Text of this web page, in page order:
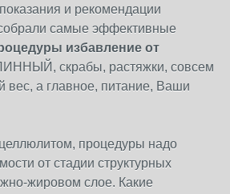
и рекомендации
самые эффективные
избавление от
скрабы, растяжки, совсем
вес, а главное, питание, Ваши
процедуры надо
от стадии структурных
жировом слое. Какие